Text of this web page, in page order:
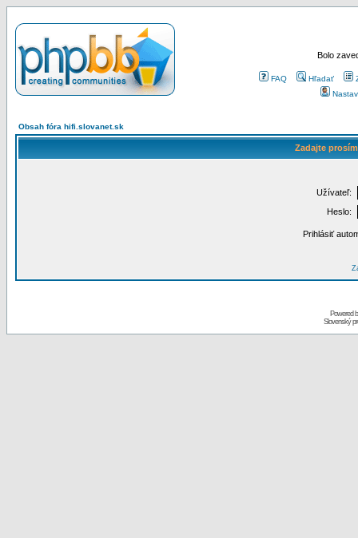
Bolo
FAQ Hľadať
Obsah fóra hifi.slovanet.sk
Zadajte
Užívateľ:
Heslo:
Prihlásiť
Powered
Slovenský